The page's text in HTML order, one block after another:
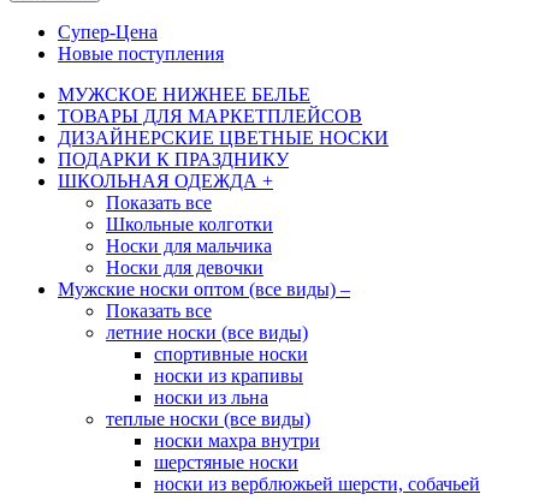
Супер-Цена
Новые поступления
МУЖСКОЕ НИЖНЕЕ БЕЛЬЕ
ТОВАРЫ ДЛЯ МАРКЕТПЛЕЙСОВ
ДИЗАЙНЕРСКИЕ ЦВЕТНЫЕ НОСКИ
ПОДАРКИ К ПРАЗДНИКУ
ШКОЛЬНАЯ ОДЕЖДА +
Показать все
Школьные колготки
Носки для мальчика
Носки для девочки
Мужские носки оптом (все виды) –
Показать все
летние носки (все виды)
спортивные носки
носки из крапивы
носки из льна
теплые носки (все виды)
носки махра внутри
шерстяные носки
носки из верблюжьей шерсти, собачьей